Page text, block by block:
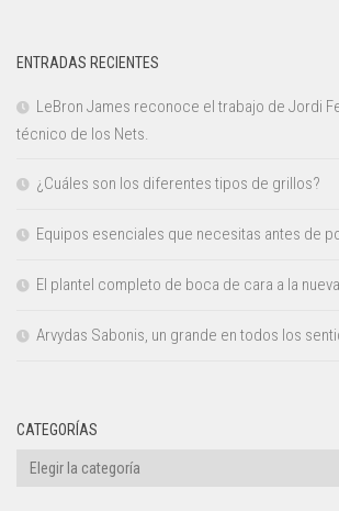
ENTRADAS RECIENTES
LeBron James reconoce el trabajo de Jordi
técnico de los Nets.
¿Cuáles son los diferentes tipos de grillos?
Equipos esenciales que necesitas antes de
El plantel completo de boca de cara a la
Arvydas Sabonis, un grande en todos los
CATEGORÍAS
Categorías